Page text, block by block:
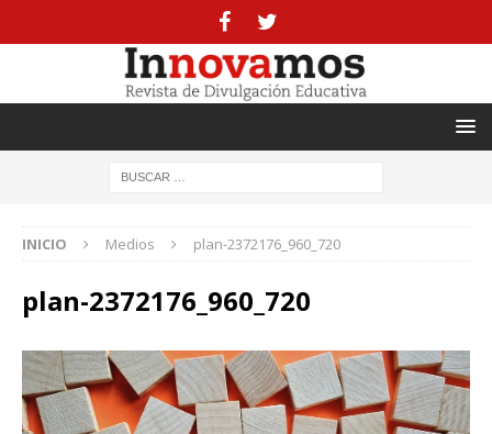
INICIO Medios plan-2372176_960_720
plan-2372176_960_720